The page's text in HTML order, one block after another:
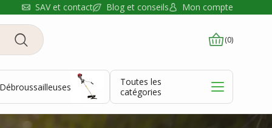
SAV et contact Blog et conseils Mon compte
(0)
Toutes les
catégories